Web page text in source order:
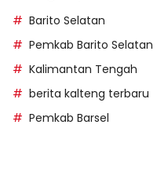
Barito Selatan
Pemkab Barito Selatan
Kalimantan Tengah
berita kalteng terbaru
Pemkab Barsel